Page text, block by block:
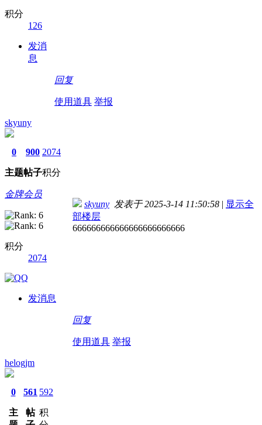
积分
126
发消
息
回复
使用道具 举报
skyuny
0
主题
900
帖子
2074
积分
金牌会员
积分
2074
发消息
skyuny 发表于 2025-3-14 11:50:58 | 显示全
部楼层
666666666666666666666666
回复
使用道具 举报
helogjm
0
主
561
帖
592
积